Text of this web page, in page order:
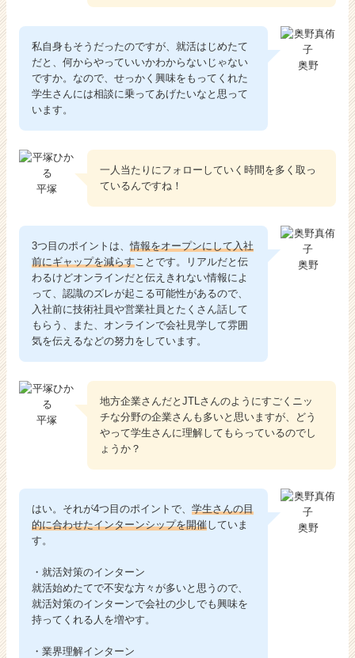
奥野
私自身もそうだったのですが、就活はじめたて
だと、何からやっていいかわからないじゃない
ですか。なので、せっかく興味をもってくれた
学生さんには相談に乗ってあげたいなと思って
います。
平塚
一人当たりにフォローしていく時間を多く取っ
ているんですね！
奥野
3つ目のポイントは、情報をオープンにして入社
前にギャップを減らす ことです。リアルだと伝
わるけどオンラインだと伝えきれない情報によ
って、認識のズレが起こる可能性があるので、
入社前に技術社員や営業社員とたくさん話して
もらう、また、オンラインで会社見学して雰囲
気を伝えるなどの努力をしています。
平塚
地方企業さんだとJTLさんのようにすごくニッ
チな分野の企業さんも多いと思いますが、どう
やって学生さんに理解してもらっているのでし
ょうか？
奥野
はい。それが4つ目のポイントで、 学生さんの目
的に合わせたインターンシップを開催していま
す。
・就活対策のインターン
就活始めたてで不安な方々が多いと思うので、
就活対策のインターンで会社の少しでも興味を
持ってくれる人を増やす。
・業界理解インターン